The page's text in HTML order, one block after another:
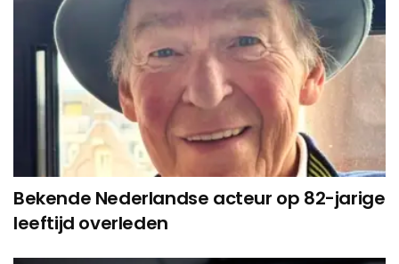
Bekende Nederlandse acteur op 82-jarige
leeftijd overleden